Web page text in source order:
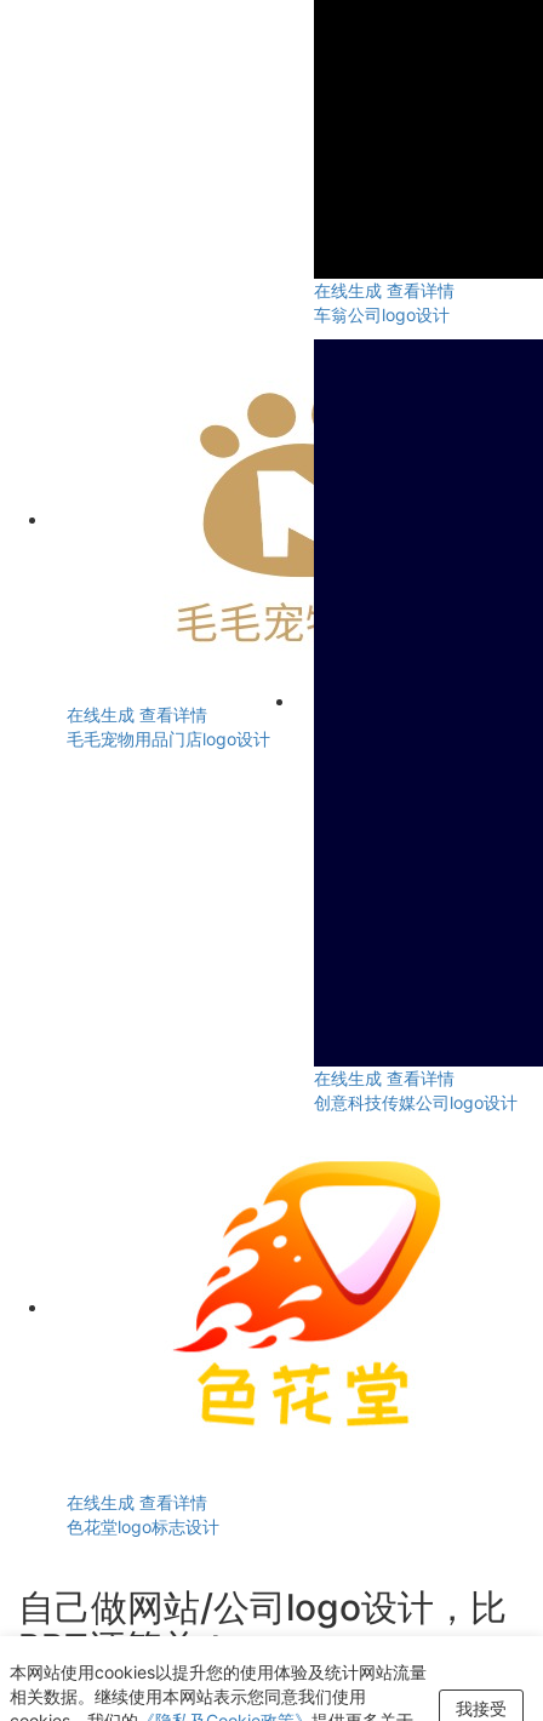
在线生成 查看详情
车翁公司logo设计
在线生成 查看详情
毛毛宠物用品门店logo设计
在线生成 查看详情
创意科技传媒公司logo设计
在线生成 查看详情
色花堂logo标志设计
自己做网站/公司logo设计，比
PPT还简单！
轻点几下即可获得个性化logo设计
本网站使用cookies以提升您的使用体验及统计网站流量
相关数据。继续使用本网站表示您同意我们使用
我接受